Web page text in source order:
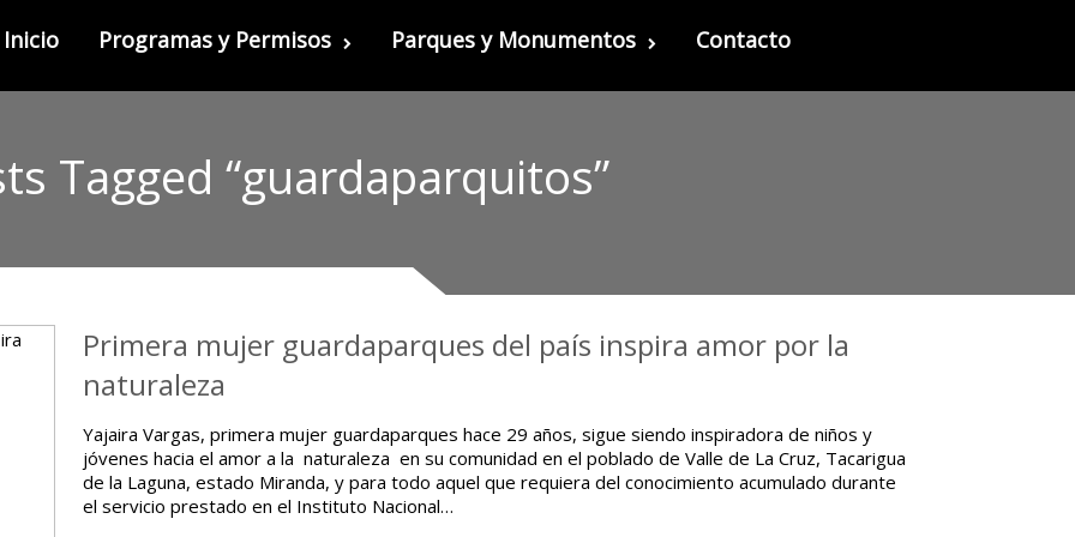
Inicio Programas y Permisos Parques y Monumentos Contacto
Tagged “guardaparquitos”
Primera mujer guardaparques del país inspira amor por la
naturaleza
Yajaira Vargas, primera mujer guardaparques hace 29 años, sigue siendo inspiradora de niños y
jóvenes hacia el amor a la naturaleza en su comunidad en el poblado de Valle de La Cruz, Tacarigua
de la Laguna, estado Miranda, y para todo aquel que requiera del conocimiento acumulado durante
el servicio prestado en el Instituto Nacional…